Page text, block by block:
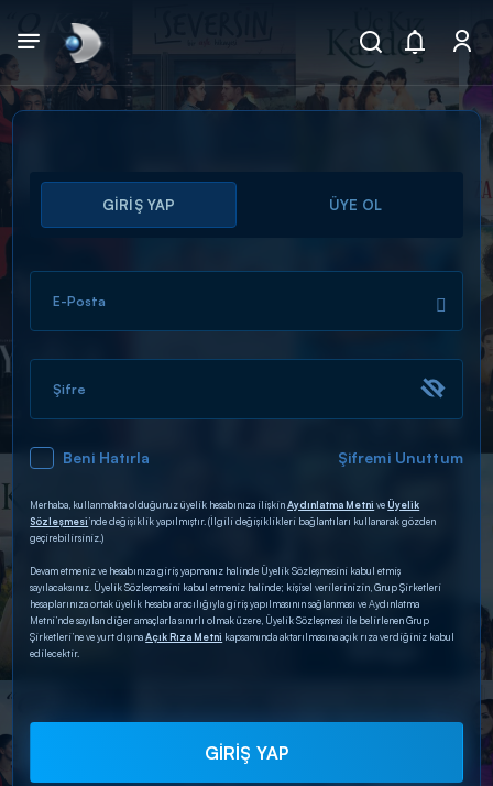
Arama
ARAMA SONUÇLARI
DİĞER SONUÇLAR
GİRİŞ YAP ÜYE OL
E-Posta
Şifre
Beni Hatırla Şifremi Unuttum
Merhaba, kullanmakta olduğunuz üyelik hesabınıza ilişkinAydınlatma Metni veÜyelik
Sözleşmesi’nde değişiklik yapılmıştır. (İlgili değişiklikleri bağlantıları kullanarak gözden
geçirebilirsiniz.)
Devam etmeniz ve hesabınıza giriş yapmanız halinde Üyelik Sözleşmesini kabul etmiş
sayılacaksınız. Üyelik Sözleşmesini kabul etmeniz halinde; kişisel verilerinizin, Grup Şirketleri
hesaplarınıza ortak üyelik hesabı aracılığıyla giriş yapılmasının sağlanması ve Aydınlatma
Metni’nde sayılan diğer amaçlarla sınırlı olmak üzere, Üyelik Sözleşmesi ile belirlenen Grup
Şirketleri’ne ve yurt dışınaAçık Rıza Metni kapsamında aktarılmasına açık rıza verdiğiniz kabul
edilecektir.
GİRİŞ YAP